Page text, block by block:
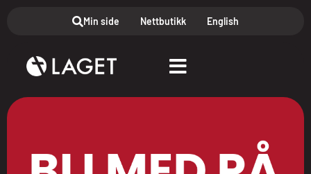
Min side Nettbutikk English